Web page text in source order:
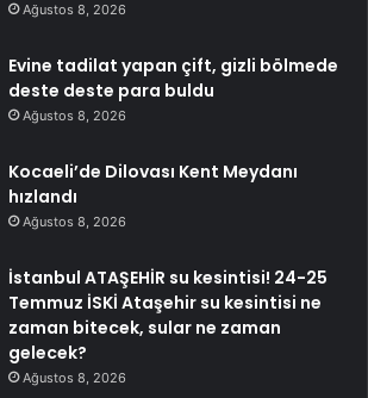
Ağustos 8, 2026
Evine tadilat yapan çift, gizli bölmede
deste deste para buldu
Ağustos 8, 2026
Kocaeli’de Dilovası Kent Meydanı
hızlandı
Ağustos 8, 2026
İstanbul ATAŞEHİR su kesintisi! 24-25
Temmuz İSKİ Ataşehir su kesintisi ne
zaman bitecek, sular ne zaman
gelecek?
Ağustos 8, 2026